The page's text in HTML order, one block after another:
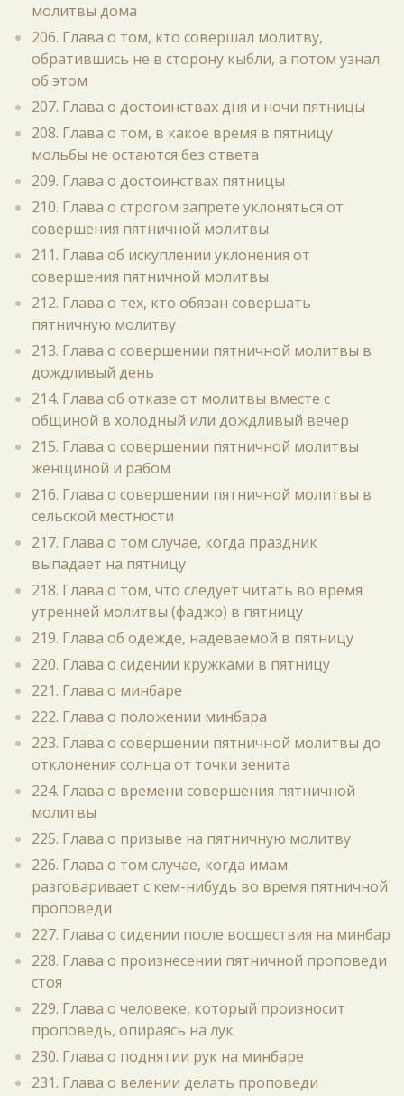
молитвы дома
206. Глава о том, кто совершал молитву,
обратившись не в сторону кыбли, а потом узнал
об этом
207. Глава о достоинствах дня и ночи пятницы
208. Глава о том, в какое время в пятницу
мольбы не остаются без ответа
209. Глава о достоинствах пятницы
210. Глава о строгом запрете уклоняться от
совершения пятничной молитвы
211. Глава об искуплении уклонения от
совершения пятничной молитвы
212. Глава о тех, кто обязан совершать
пятничную молитву
213. Глава о совершении пятничной молитвы в
дождливый день
214. Глава об отказе от молитвы вместе с
общиной в холодный или дождливый вечер
215. Глава о совершении пятничной молитвы
женщиной и рабом
216. Глава о совершении пятничной молитвы в
сельской местности
217. Глава о том случае, когда праздник
выпадает на пятницу
218. Глава о том, что следует читать во время
утренней молитвы (фаджр) в пятницу
219. Глава об одежде, надеваемой в пятницу
220. Глава о сидении кружками в пятницу
221. Глава о минбаре
222. Глава о положении минбара
223. Глава о совершении пятничной молитвы до
отклонения солнца от точки зенита
224. Глава о времени совершения пятничной
молитвы
225. Глава о призыве на пятничную молитву
226. Глава о том случае, когда имам
разговаривает с кем-нибудь во время пятничной
проповеди
227. Глава о сидении после восшествия на минбар
228. Глава о произнесении пятничной проповеди
стоя
229. Глава о человеке, который произносит
проповедь, опираясь на лук
230. Глава о поднятии рук на минбаре
231. Глава о велении делать проповеди